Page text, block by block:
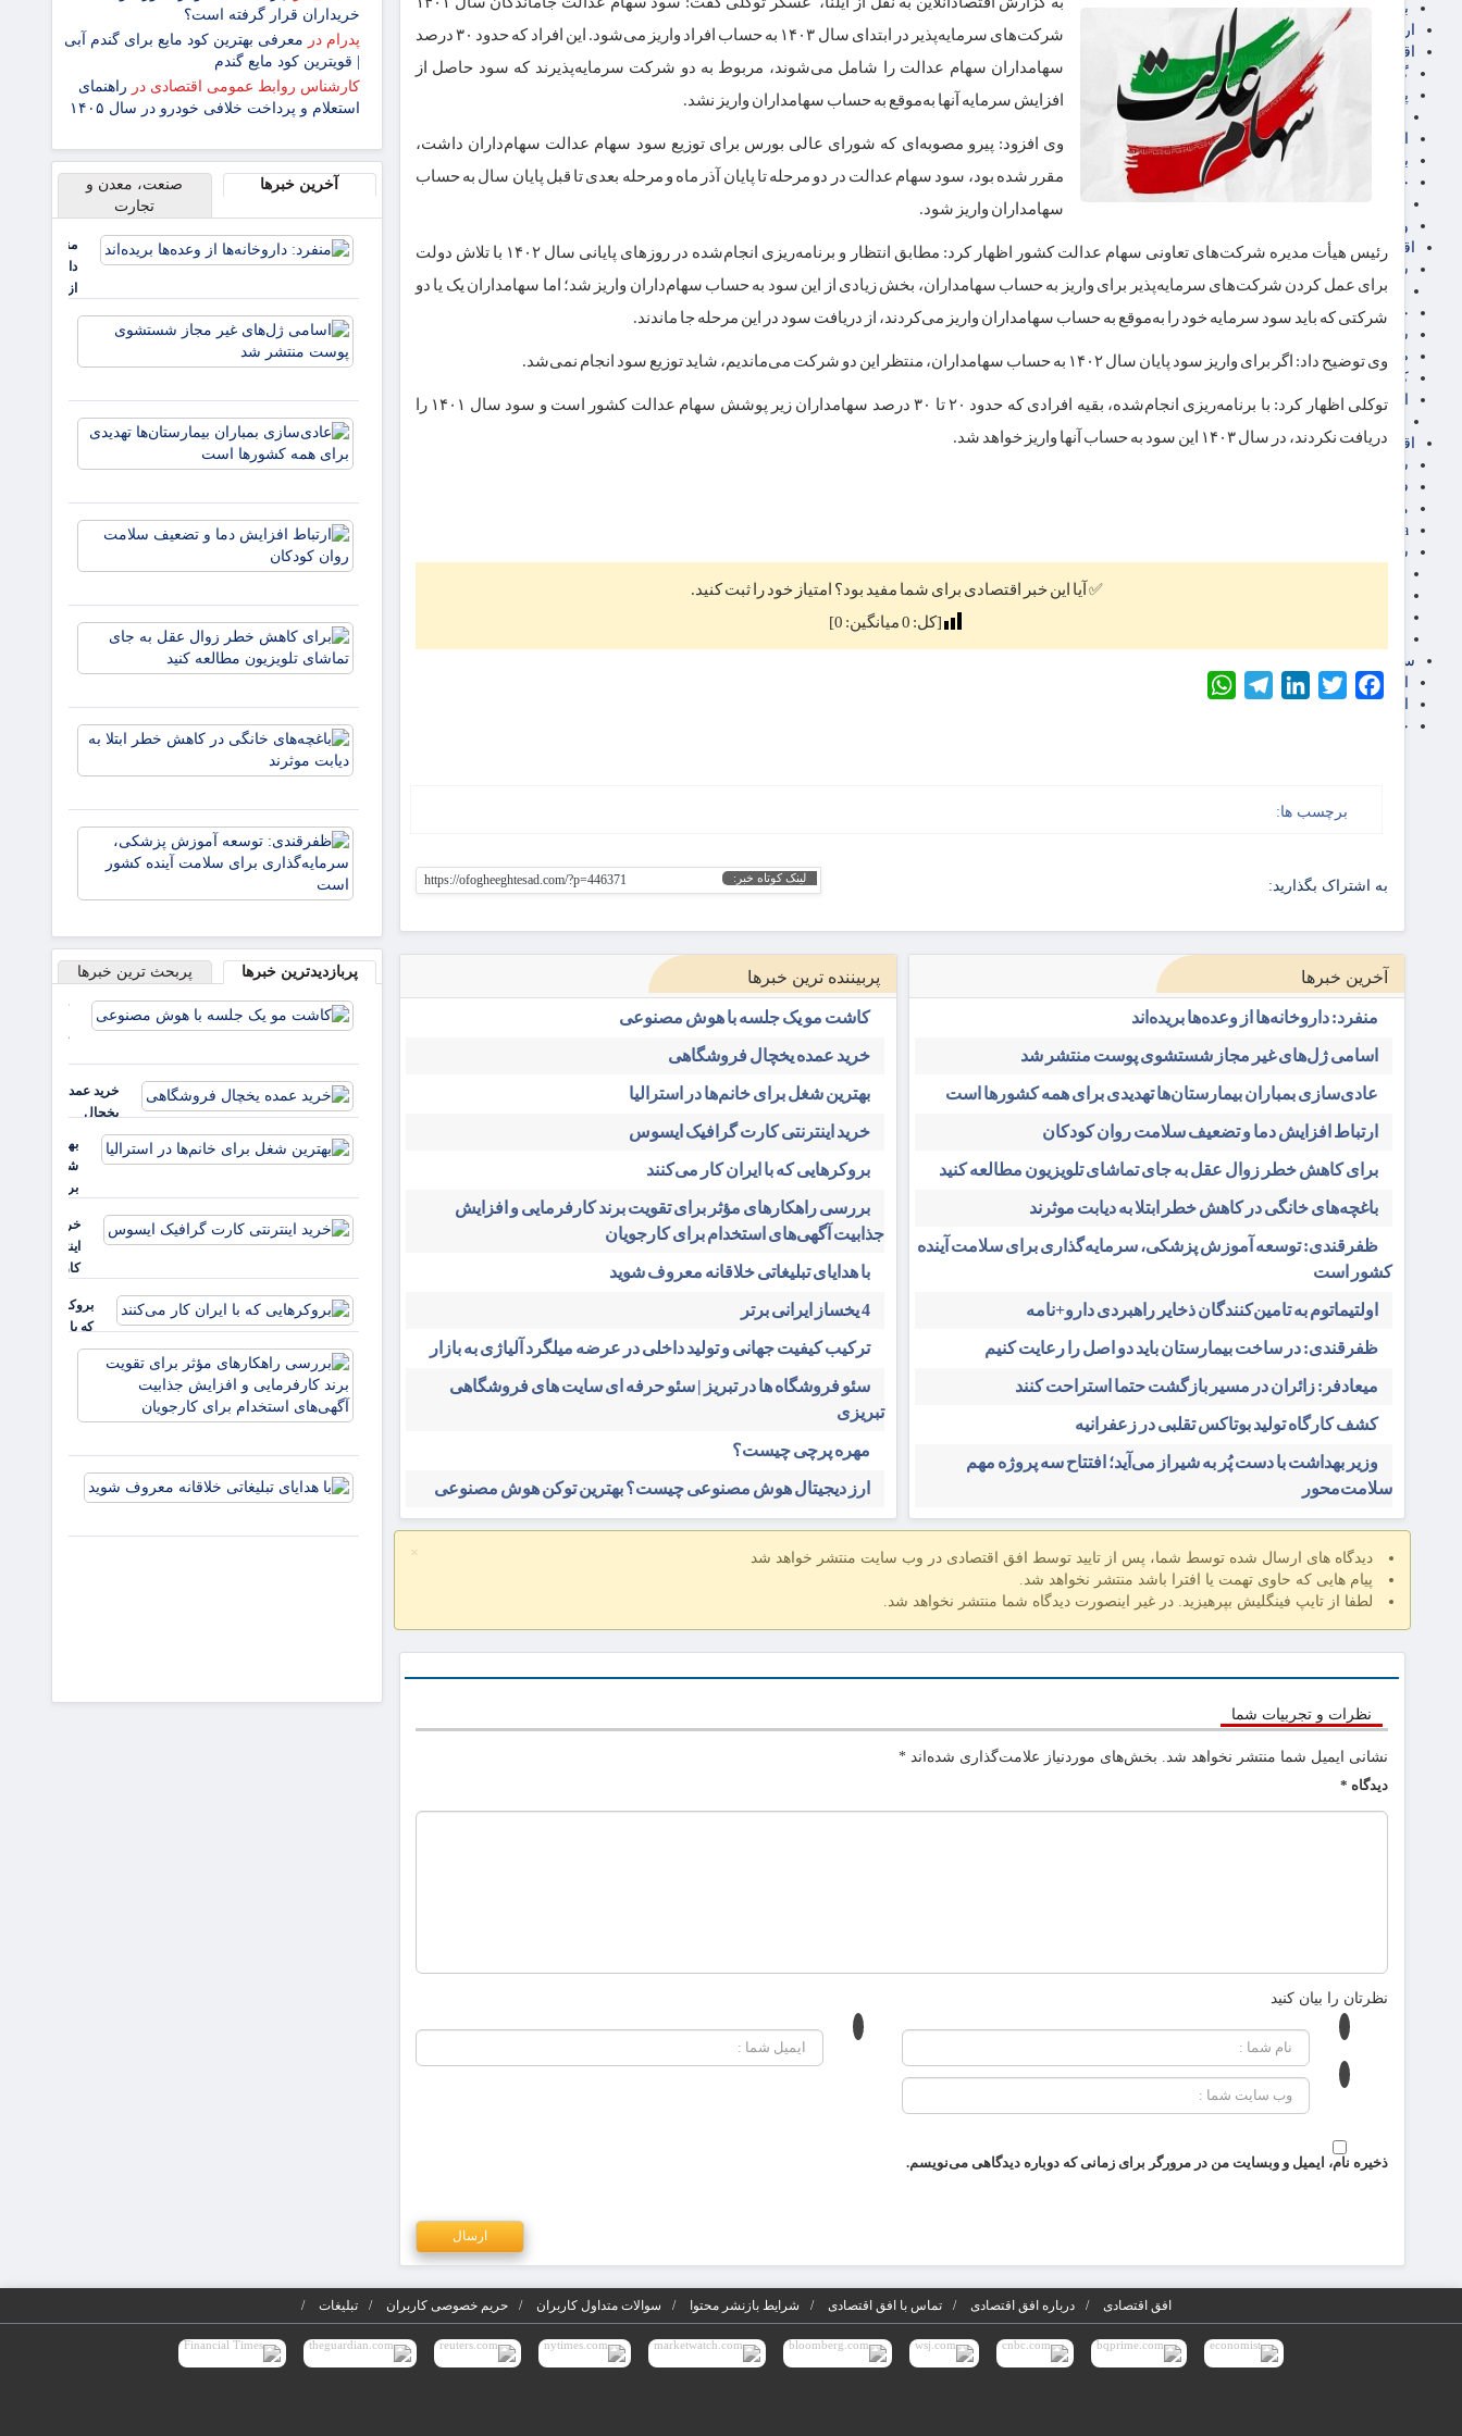
برق، آب و انرژی
ارز دیجیتال
اقتصاد اجتماعی
گردشگری
پزشکی، سلامت و زیبایی
بازنشستگان
حقوق و قضایی
دفتر وکیل
ورزشی
اقتصاد شهری و روستایی
شهر و مسکن و عمران
گسترش ساختمان
حمل و نقل
شهرک های صنعتی
صنایع غذایی
کشاورزی و دامداری
اخبار استان ها
اقتصاد بین الملل
سیاسی
فارکس
مناطق آزاد تجاری
24intermedia
سایر اخبار اقتصادی
سایر رسانه ها
اقتصاد فارسی
اقتصاد آفرین
خرید انواع دیزل ژنراتور
شرکت‌های سرمایه‌پذیر در ابتدای سال ۱۴۰۳ به حساب افراد واریز می‌شود. این افراد که حدود ۳۰ درصد
سهامداران سهام عدالت را شامل می‌شوند، مربوط به دو شرکت سرمایه‌پذیرند که سود حاصل از
افزایش سرمایه آنها به‌موقع به حساب سهامداران واریز نشد.
وی افزود: پیرو مصوبه‌ای که شورای عالی بورس برای توزیع سود سهام عدالت سهام‌داران داشت،
مقرر شده بود، سود سهام عدالت در دو مرحله تا پایان آذر ماه و مرحله بعدی تا قبل پایان سال به حساب
سهامداران واریز شود.
رئیس هیأت مدیره شرکت‌های تعاونی سهام عدالت کشور اظهار کرد: مطابق انتظار و برنامه‌ریزی انجام‌شده در روزهای پایانی سال ۱۴۰۲ با تلاش دولت
برای عمل کردن شرکت‌های سرمایه‌پذیر برای واریز به حساب سهامداران، بخش زیادی از این سود به حساب سهام‌داران واریز شد؛ اما سهامداران یک یا دو
شرکتی که باید سود سرمایه خود را به‌موقع به حساب سهامداران واریز می‌کردند، از دریافت سود در این مرحله جا ماندند.
وی توضیح داد: اگر برای واریز سود پایان سال ۱۴۰۲ به حساب سهامداران، منتظر این دو شرکت می‌ماندیم، شاید توزیع سود انجام نمی‌شد.
توکلی اظهار کرد: با برنامه‌ریزی انجام‌شده، بقیه افرادی که حدود ۲۰ تا ۳۰ درصد سهامداران زیر پوشش سهام عدالت کشور است و سود سال ۱۴۰۱ را
دریافت نکردند، در سال ۱۴۰۳ این سود به حساب آنها واریز خواهد شد.
✅ آیا این خبر اقتصادی برای شما مفید بود؟ امتیاز خود را ثبت کنید.
[کل: 0میانگین: 0
]
Facebook
Twitter
LinkedIn
Telegram
برچسب ها:
به اشتراک بگذارید: لینک کوتاه خبر: https://ofogheeghtesad.com/?p=446371
آخرین خبرها
منفرد: داروخانه‌ها از وعده‌ها بریده‌اند
اسامی ژل‌های غیر مجاز شستشوی پوست منتشر شد
عادی‌سازی بمباران بیمارستان‌ها تهدیدی برای همه کشورها است
ارتباط افزایش دما و تضعیف سلامت روان کودکان
برای کاهش خطر زوال عقل به جای تماشای تلویزیون مطالعه کنید
باغچه‌های خانگی در کاهش خطر ابتلا به دیابت موثرند
ظفرقندی: توسعه آموزش پزشکی، سرمایه‌گذاری برای سلامت آینده
کشور است
اولتیماتوم به تامین‌کنندگان ذخایر راهبردی دارو+نامه
ظفرقندی: در ساخت بیمارستان باید دو اصل را رعایت کنیم
میعادفر: زائران در مسیر بازگشت حتما استراحت کنند
کشف کارگاه تولید بوتاکس تقلبی در زعفرانیه
وزیر بهداشت با دست پُر به شیراز می‌آید؛ افتتاح سه پروژه مهم
سلامت‌محور
پربیننده ترین خبرها
کاشت مو یک جلسه با هوش مصنوعی
خرید عمده یخچال فروشگاهی
بهترین شغل برای خانم‌ها در استرالیا
خرید اینترنتی کارت گرافیک ایسوس
بروکرهایی‌ که با ایران کار می‌کنند
بررسی راهکارهای مؤثر برای تقویت برند کارفرمایی و افزایش
جذابیت آگهی‌های استخدام برای کارجویان
با هدایای تبلیغاتی خلاقانه معروف شوید
4 یخساز ایرانی برتر
ترکیب کیفیت جهانی و تولید داخلی در عرضه میلگرد آلیاژی به بازار
سئو فروشگاه‌ ها در تبریز | سئو حرفه ای سایت های فروشگاهی
تبریزی
مهره پرچی چیست؟
ارز دیجیتال هوش مصنوعی چیست؟ بهترین توکن هوش مصنوعی
×
دیدگاه های ارسال شده توسط شما، پس از تایید توسط افق اقتصادی در وب سایت منتشر خواهد شد
پیام هایی که حاوی تهمت یا افترا باشد منتشر نخواهد شد.
لطفا از تایپ فینگلیش بپرهیزید. در غیر اینصورت دیدگاه شما منتشر نخواهد شد.
نظرات و تجربیات شما
نشانی ایمیل شما منتشر نخواهد شد. بخش‌های موردنیاز علامت‌گذاری شده‌اند *
دیدگاه *
نظرتان را بیان کنید
ذخیره نام، ایمیل و وبسایت من در مرورگر برای زمانی که دوباره دیدگاهی می‌نویسم.
خریداران قرار گرفته است؟
پدرام در معرفی بهترین کود مایع برای گندم آبی
| قویترین کود مایع گندم
کارشناس روابط عمومی اقتصادی در راهنمای
استعلام و پرداخت خلافی خودرو در سال ۱۴۰۵
آخرین خبرها
صنعت، معدن و
تجارت
منفرد:
داروخانه‌ها
از وعده‌ها
پربازدیدترین خبرها پربحث ترین خبرها
خرید عمده
یخچال
فروشگاهی
بهترین
شغل
برای
در
استرالیا
خرید
اینترنتی
کارت
ایسوس
بروکرهایی‌
که با ایران
کار می‌کنند
افق اقتصادی درباره افق اقتصادی تماس با افق اقتصادی شرایط بازنشر محتوا سوالات متداول کاربران حریم خصوصی کاربران تبلیغات